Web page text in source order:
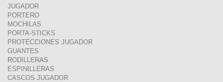
JUGADOR
PORTERO
MOCHILAS
PORTA-STICKS
PROTECCIONES JUGADOR
GUANTES
RODILLERAS
ESPINILLERAS
CASCOS JUGADOR